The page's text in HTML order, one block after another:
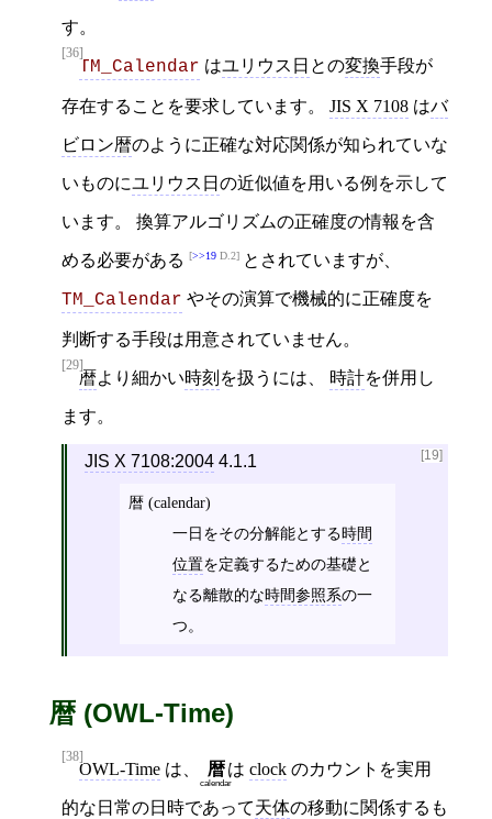
す。
[36]
TM_Calendar はユリウス日 との変換手段が
存在することを要求しています。 JIS X 7108 はバ
ビロン暦のように正確な対応関係が知られていな
いものにユリウス日 の近似値を用いる例を示して
います。 換算アルゴリズムの正確度の情報を含
める必要がある >>19 D.2 とされていますが、
TM_Calendar やその演算で機械的に正確度を
判断する手段は用意されていません。
[29]
暦より細かい時刻 を扱うには、 時計を併用し
ます。
[19]
JIS X 7108:20044.1.1
暦 (calendar)
一日をその分解能とする時間
位置を定義するための基礎と
なる離散的な時間参照系の一
つ。
暦 (OWL-Time)
[38]
OWL-Time は、 暦
calendar
は clock のカウントを実用
的な日常の日時であって天体の移動に関係するも